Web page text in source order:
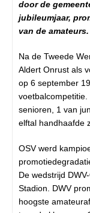
door de
jubileumjaar,
van de amateurs.
Na de Tweede
Aldert Onrust als
op 6 september
senioren, 1 van
elftal handhaafde
OSV werd
De wedstrijd
Stadion. DWV
hoogste